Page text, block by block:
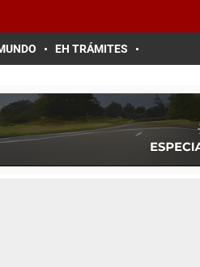
EH TRÁMITES